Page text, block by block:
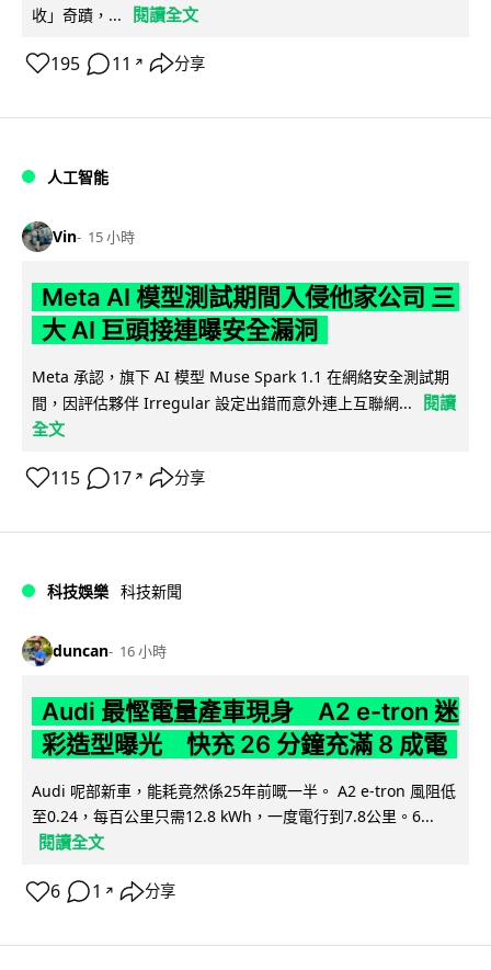
收」奇蹟，... 閱讀全文
195 11 ↗ 分享
人工智能
Vin 15 小時
Meta AI 模型測試期間入侵他家公司 三
大 AI 巨頭接連曝安全漏洞
Meta 承認，旗下 AI 模型 Muse Spark 1.1 在網絡安全測試期
間，因評估夥伴 Irregular 設定出錯而意外連上互聯網...
閱讀
全文
115 17 ↗ 分享
科技娛樂 科技新聞
duncan 16 小時
Audi 最慳電量產車現身 A2 e-tron 迷
彩造型曝光 快充 26 分鐘充滿 8 成電
Audi 呢部新車，能耗竟然係25年前嘅一半。 A2 e-tron 風阻低
至0.24，每百公里只需12.8 kWh，一度電行到7.8公里。6...
閱讀全文
6 1 ↗ 分享